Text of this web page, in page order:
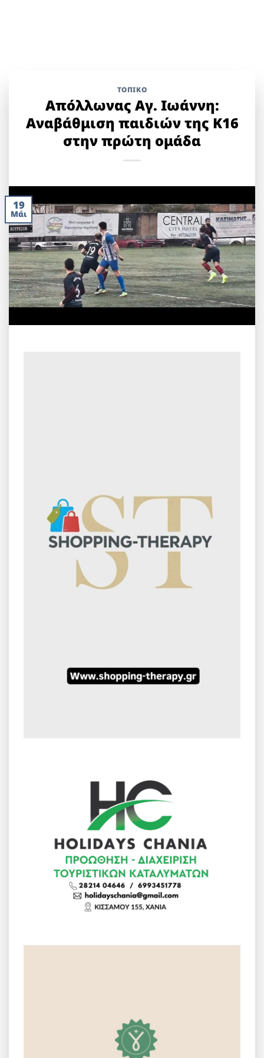
ΤΟΠΙΚΌ
Απόλλωνας Αγ. Ιωάννη:
Αναβάθμιση παιδιών της Κ16
στην πρώτη ομάδα
19
Μάι